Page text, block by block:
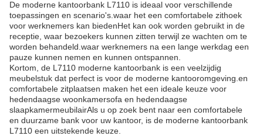
De moderne kantoorbank L7110 is ideaal voor verschillende
toepassingen en scenario's.waar het een comfortabele zithoek
voor werknemers kan biedenHet kan ook worden gebruikt in de
receptie, waar bezoekers kunnen zitten terwijl ze wachten om te
worden behandeld.waar werknemers na een lange werkdag een
pauze kunnen nemen en kunnen ontspannen.
Kortom, de L7110 moderne kantoorbank is een veelzijdig
meubelstuk dat perfect is voor de moderne kantooromgeving.en
comfortabele zitplaatsen maken het een ideale keuze voor
hedendaagse woonkamersofa en hedendaagse
slaapkamermeubilairAls u op zoek bent naar een comfortabele
en duurzame bank voor uw kantoor, is de moderne kantoorbank
L7110 een uitstekende keuze.